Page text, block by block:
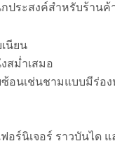
ประสงค์สำหรับร้านค้
นียน
สม่ำเสมอ
อนเช่นชามแบบมีร่อง
ร์นิเจอร์ ราวบันได